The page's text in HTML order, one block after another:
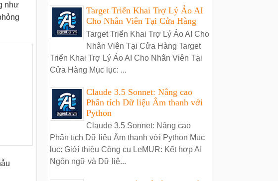
như
Target Triển Khai Trợ Lý Ảo AI
Cho Nhân Viên Tại Cửa Hàng
Target Triển Khai Trợ Lý Ảo AI Cho
Nhân Viên Tại Cửa Hàng Target
Triển Khai Trợ Lý Ảo AI Cho Nhân Viên Tại
Cửa Hàng Mục lục: ...
Claude 3.5 Sonnet: Nâng cao
Phân tích Dữ liệu Âm thanh với
Python
Claude 3.5 Sonnet: Nâng cao
Phân tích Dữ liệu Âm thanh với Python Mục
lục: Giới thiệu Công cụ LeMUR: Kết hợp AI
Ngôn ngữ và Dữ liệ...